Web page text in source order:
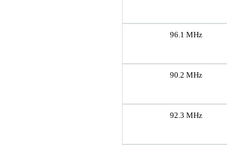
96.1 MHz
90.2 MHz
92.3 MHz